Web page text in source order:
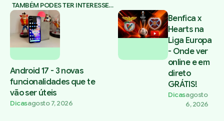
TAMBÉM PODES TER INTERESSE…
Android 17 - 3 novas
funcionalidades que te
vão ser úteis
Dicasagosto 7, 2026
Benfica x
Hearts na
Liga Europa
- Onde ver
online e em
direto
GRÁTIS!
Dicasagosto
6, 2026